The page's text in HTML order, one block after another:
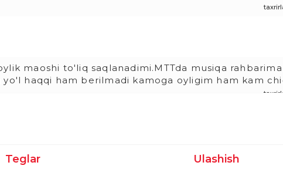
maoshi to'liq saqlanadimi.MTTda musiqa
haqqi ham berilmadi kamoga oyligim ham kam
Teglar Ulashish